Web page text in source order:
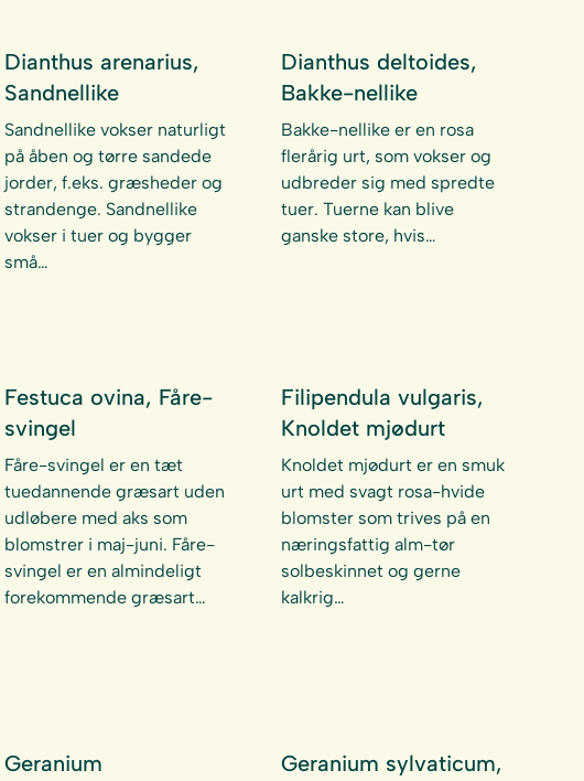
Dianthus arenarius,
Sandnellike
Sandnellike vokser naturligt
på åben og tørre sandede
jorder, f.eks. græsheder og
strandenge. Sandnellike
vokser i tuer og bygger
små…
Dianthus deltoides,
Bakke-nellike
Bakke-nellike er en rosa
flerårig urt, som vokser og
udbreder sig med spredte
tuer. Tuerne kan blive
ganske store, hvis…
Festuca ovina, Fåre-
svingel
Fåre-svingel er en tæt
tuedannende græsart uden
udløbere med aks som
blomstrer i maj-juni. Fåre-
svingel er en almindeligt
forekommende græsart…
Filipendula vulgaris,
Knoldet mjødurt
Knoldet mjødurt er en smuk
urt med svagt rosa-hvide
blomster som trives på en
næringsfattig alm-tør
solbeskinnet og gerne
kalkrig…
Geranium Geranium sylvaticum,